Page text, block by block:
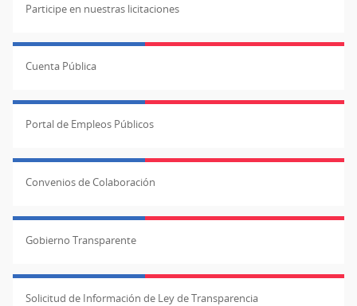
Participe en nuestras licitaciones
Cuenta Pública
Portal de Empleos Públicos
Convenios de Colaboración
Gobierno Transparente
Solicitud de Información de Ley de Transparencia